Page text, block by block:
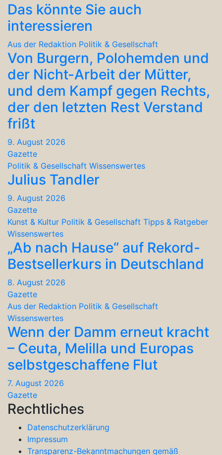
Das könnte Sie auch
interessieren
Aus der Redaktion Politik & Gesellschaft
Von Burgern, Polohemden und
der Nicht-Arbeit der Mütter,
und dem Kampf gegen Rechts,
der den letzten Rest Verstand
frißt
9. August 2026
Gazette
Politik & Gesellschaft Wissenswertes
Julius Tandler
9. August 2026
Gazette
Kunst & Kultur Politik & Gesellschaft Tipps & Ratgeber
Wissenswertes
„Ab nach Hause“ auf Rekord-
Bestsellerkurs in Deutschland
8. August 2026
Gazette
Aus der Redaktion Politik & Gesellschaft
Wissenswertes
Wenn der Damm erneut kracht
– Ceuta, Melilla und Europas
selbstgeschaffene Flut
7. August 2026
Gazette
Rechtliches
Datenschutzerklärung
Impressum
Transparenz-Bekanntmachungen gemäß